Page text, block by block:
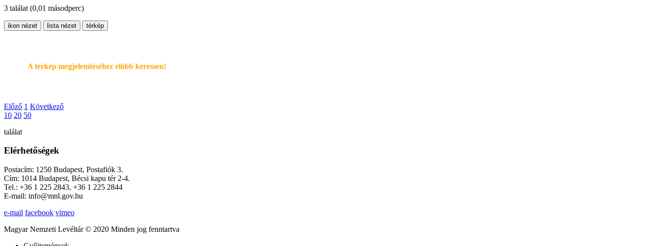
3 találat (0,01 másodperc)
ikon nézet lista nézet térkép
A térkép megjelenítéséhez elöbb keressen!
Előző 1 Következő
10 20 50
találat
Elérhetőségek
Postacím: 1250 Budapest, Postafiók 3.
Cím: 1014 Budapest, Bécsi kapu tér 2-4.
Tel.: +36 1 225 2843, +36 1 225 2844
E-mail: info@mnl.gov.hu
e-mail facebook vimeo
Magyar Nemzeti Levéltár © 2020 Minden jog fenntartva